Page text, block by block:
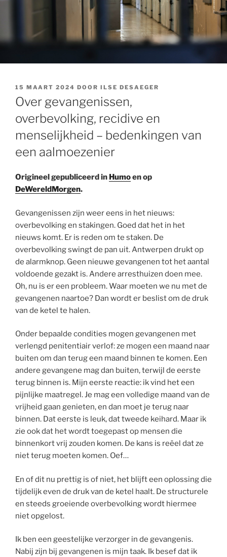
GEPLAATST
OP
15 MAART 2024 DOOR ILSE DESAEGER
Over gevangenissen,
overbevolking, recidive en
menselijkheid – bedenkingen van
een aalmoezenier
Origineel gepubliceerd in Humoen op
DeWereldMorgen.
Gevangenissen zijn weer eens in het nieuws:
overbevolking en stakingen. Goed dat het in het
nieuws komt. Er is reden om te staken. De
overbevolking swingt de pan uit. Antwerpen drukt op
de alarmknop. Geen nieuwe gevangenen tot het aantal
voldoende gezakt is. Andere arresthuizen doen mee.
Oh, nu is er een probleem. Waar moeten we nu met de
gevangenen naartoe? Dan wordt er beslist om de druk
van de ketel te halen.
Onder bepaalde condities mogen gevangenen met
verlengd penitentiair verlof: ze mogen een maand naar
buiten om dan terug een maand binnen te komen. Een
andere gevangene mag dan buiten, terwijl de eerste
terug binnen is. Mijn eerste reactie: ik vind het een
pijnlijke maatregel. Je mag een volledige maand van de
vrijheid gaan genieten, en dan moet je terug naar
binnen. Dat eerste is leuk, dat tweede keihard. Maar ik
zie ook dat het wordt toegepast op mensen die
binnenkort vrij zouden komen. De kans is reëel dat ze
niet terug moeten komen. Oef…
En of dit nu prettig is of niet, het blijft een oplossing die
tijdelijk even de druk van de ketel haalt. De structurele
en steeds groeiende overbevolking wordt hiermee
niet opgelost.
Ik ben een geestelijke verzorger in de gevangenis.
Nabij zijn bij gevangenen is mijn taak. Ik besef dat ik